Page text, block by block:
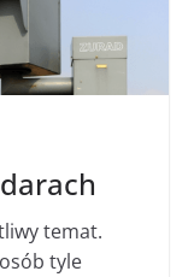
temat.
tyle